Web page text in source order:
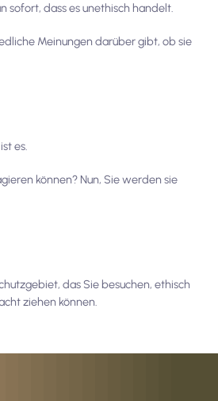
sofort, dass es unethisch handelt.
Meinungen darüber gibt, ob sie
es.
können? Nun, Sie werden sie
das Sie besuchen, ethisch
ziehen können.